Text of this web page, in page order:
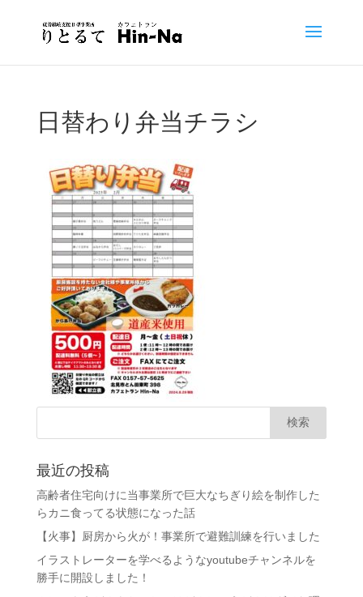
日替わり弁当チラシ
最近の投稿
高齢者住宅向けに当事業所で巨大なちぎり絵を制作した
らカニ食ってる状態になった話
【火事】厨房から火が！事業所で避難訓練を行いました
イラストレーターを学べるようなyoutubeチャンネルを
勝手に開設しました！